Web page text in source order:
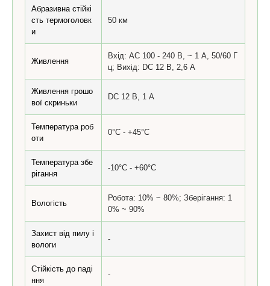
Абразивна стійкі
сть термоголовк
и
50 км
Живлення
Вхід: AC 100 - 240 В, ~ 1 А, 50/60 Г
ц; Вихід: DC 12 В, 2,6 А
Живлення грошо
вої скриньки
DC 12 В, 1 А
Температура роб
оти
0°C - +45°C
Температура збе
рігання
-10°C - +60°C
Вологість
Робота: 10% ~ 80%; Зберігання: 1
0% ~ 90%
Захист від пилу і
вологи
-
Стійкість до паді
ння
-